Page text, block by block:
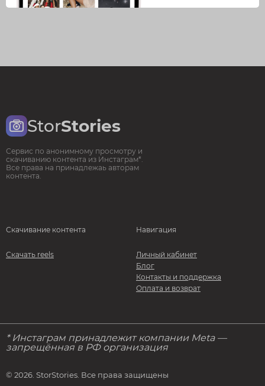
StorStories
Сервис по анонимному просмотру и
скачиванию контента из Инстаграм*.
Все права на принадлежаь авторам
контента.
Скачивание контента
Скачать reels
Навигация
Личный кабинет
Блог
Контакты и поддержка
Оплата и возврат
* Инстаграм принадлежит компании Meta —
запрещённая в РФ организация
© 2026. StorStories. Все права защищены